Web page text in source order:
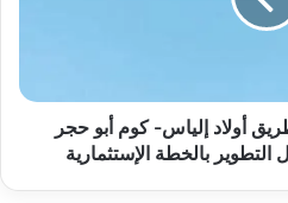
أولاد إلياس- كوم أبو حجر
بالخطة الإستثمارية